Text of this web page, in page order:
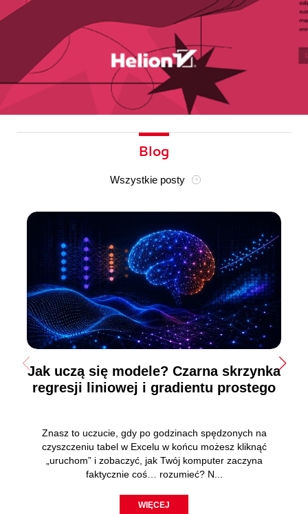
Blog
Wszystkie posty
Jak uczą się modele? Czarna skrzynka
regresji liniowej i gradientu prostego
Znasz to uczucie, gdy po godzinach spędzonych na
czyszczeniu tabel w Excelu w końcu możesz kliknąć
„uruchom” i zobaczyć, jak Twój komputer zaczyna
faktycznie coś… rozumieć? N...
WIĘCEJ